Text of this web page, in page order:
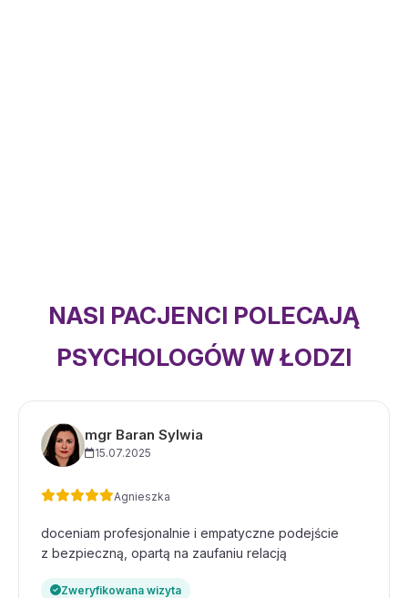
NASI PACJENCI POLECAJĄ
PSYCHOLOGÓW W ŁODZI
mgr Baran Sylwia
15.07.2025
Agnieszka
doceniam profesjonalnie i empatyczne podejście
z bezpieczną, opartą na zaufaniu relacją
Zweryfikowana wizyta